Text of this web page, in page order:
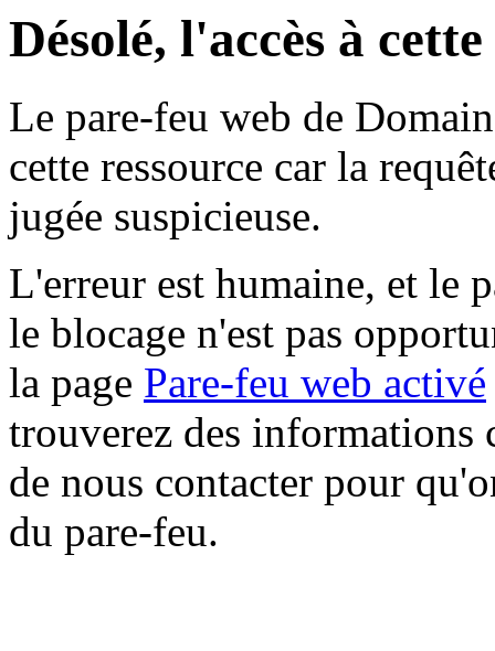
Désolé, l'accès à
Le pare-feu web de
cette ressource car la
jugée suspicieuse.
L'erreur est humaine, et le
le blocage n'est pas
la page Pare-feu web activé
trouverez des informations
de nous contacter pour
du pare-feu.